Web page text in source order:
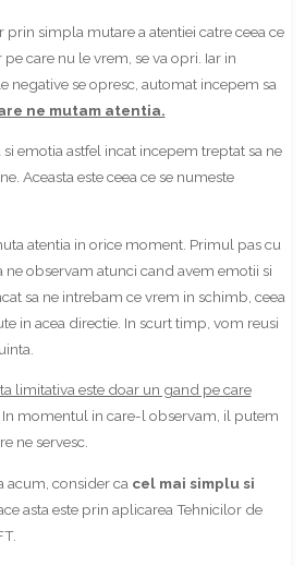
prin simpla mutare a atentiei catre ceea ce
care nu le vrem, se va opri. Iar in
negative se opresc, automat incepem sa
ne mutam atentia.
emotia astfel incat incepem treptat sa ne
Aceasta este ceea ce se numeste
atentia in orice moment. Primul pas cu
ne observam atunci cand avem emotii si
sa ne intrebam ce vrem in schimb, ceea
in acea directie. In scurt timp, vom reusi
limitativa este doar un gand pe care
. In momentul in care-l observam, il putem
ne servesc.
acum, consider ca cel mai simplu si
asta este prin aplicarea Tehnicilor de